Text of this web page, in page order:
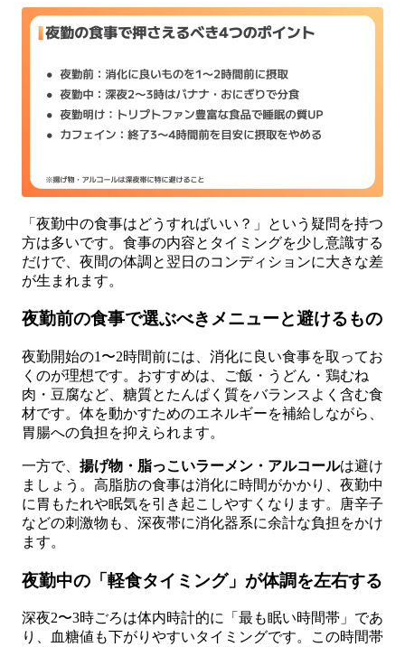
「夜勤中の食事はどうすればいい？」という疑問を持つ
方は多いです。食事の内容とタイミングを少し意識する
だけで、夜間の体調と翌日のコンディションに大きな差
が生まれます。
夜勤前の食事で選ぶべきメニューと避けるもの
夜勤開始の1〜2時間前には、消化に良い食事を取ってお
くのが理想です。おすすめは、ご飯・うどん・鶏むね
肉・豆腐など、糖質とたんぱく質をバランスよく含む食
材です。体を動かすためのエネルギーを補給しながら、
胃腸への負担を抑えられます。
一方で、 揚げ物・脂っこいラーメン・アルコールは避け
ましょう。高脂肪の食事は消化に時間がかかり、夜勤中
に胃もたれや眠気を引き起こしやすくなります。唐辛子
などの刺激物も、深夜帯に消化器系に余計な負担をかけ
ます。
夜勤中の「軽食タイミング」が体調を左右する
深夜2〜3時ごろは体内時計的に「最も眠い時間帯」であ
り、血糖値も下がりやすいタイミングです。この時間帯